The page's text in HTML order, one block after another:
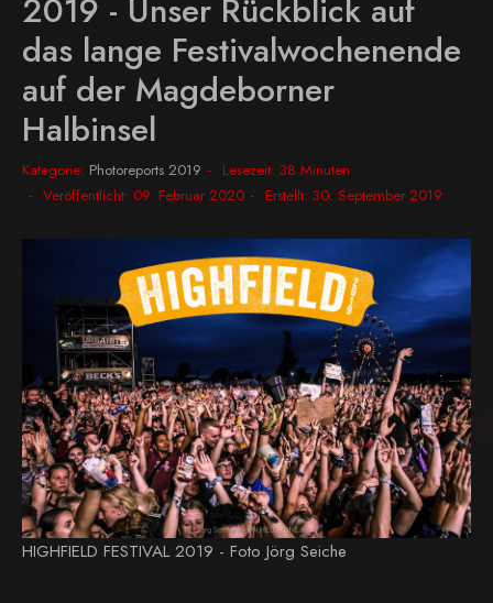
2019 - Unser Rückblick auf
das lange Festivalwochenende
auf der Magdeborner
Halbinsel
Kategorie: Photoreports 2019
Lesezeit: 38 Minuten
Veröffentlicht: 09. Februar 2020
Erstellt: 30. September 2019
HIGHFIELD FESTIVAL 2019 - Foto Jörg Seiche